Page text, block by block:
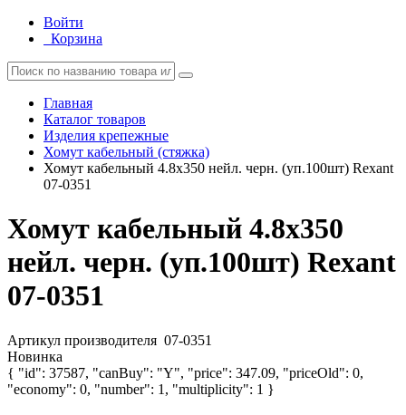
Войти
Корзина
Главная
Каталог товаров
Изделия крепежные
Хомут кабельный (стяжка)
Хомут кабельный 4.8х350 нейл. черн. (уп.100шт) Rexant
07-0351
Хомут кабельный 4.8х350
нейл. черн. (уп.100шт) Rexant
07-0351
Артикул производителя 07-0351
Новинка
{ "id": 37587, "canBuy": "Y", "price": 347.09, "priceOld": 0,
"economy": 0, "number": 1, "multiplicity": 1 }